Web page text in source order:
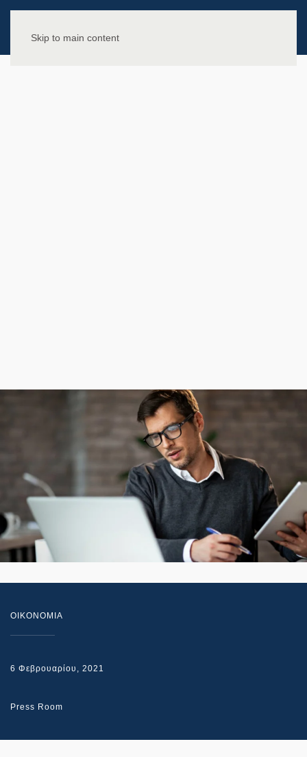
Skip to main content
ΟΙΚΟΝΟΜΙΑ
6 Φεβρουαρίου, 2021
Press Room